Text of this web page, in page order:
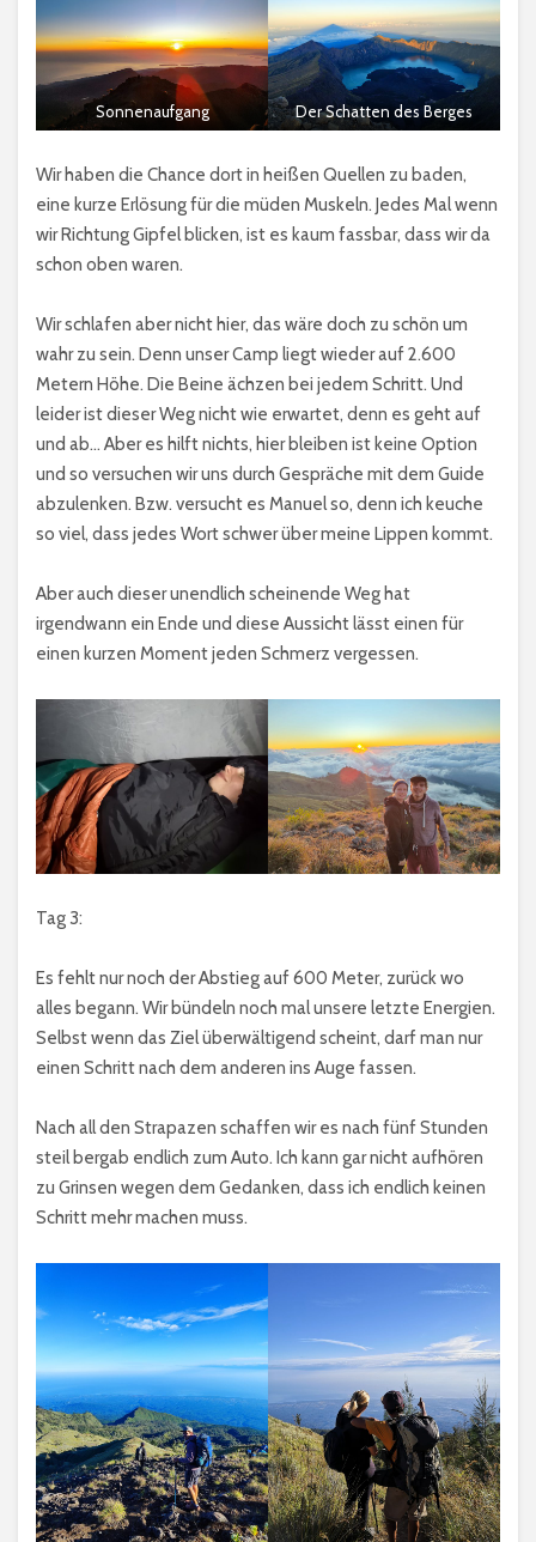
Sonnenaufgang Der Schatten des Berges
Wir haben die Chance dort in heißen Quellen zu baden,
eine kurze Erlösung für die müden Muskeln. Jedes Mal wenn
wir Richtung Gipfel blicken, ist es kaum fassbar, dass wir da
schon oben waren.
Wir schlafen aber nicht hier, das wäre doch zu schön um
wahr zu sein. Denn unser Camp liegt wieder auf 2.600
Metern Höhe. Die Beine ächzen bei jedem Schritt. Und
leider ist dieser Weg nicht wie erwartet, denn es geht auf
und ab… Aber es hilft nichts, hier bleiben ist keine Option
und so versuchen wir uns durch Gespräche mit dem Guide
abzulenken. Bzw. versucht es Manuel so, denn ich keuche
so viel, dass jedes Wort schwer über meine Lippen kommt.
Aber auch dieser unendlich scheinende Weg hat
irgendwann ein Ende und diese Aussicht lässt einen für
einen kurzen Moment jeden Schmerz vergessen.
Tag 3:
Es fehlt nur noch der Abstieg auf 600 Meter, zurück wo
alles begann. Wir bündeln noch mal unsere letzte Energien.
Selbst wenn das Ziel überwältigend scheint, darf man nur
einen Schritt nach dem anderen ins Auge fassen.
Nach all den Strapazen schaffen wir es nach fünf Stunden
steil bergab endlich zum Auto. Ich kann gar nicht aufhören
zu Grinsen wegen dem Gedanken, dass ich endlich keinen
Schritt mehr machen muss.